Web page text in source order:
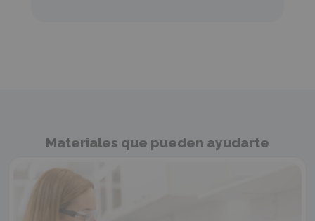
Materiales que pueden ayudarte